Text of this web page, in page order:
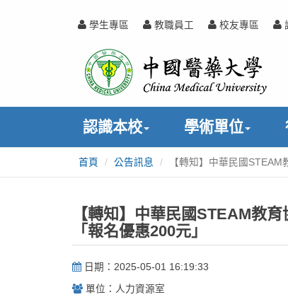
學生專區 教職員工 校友專區
中
國
醫
藥
大
學
認識本校 學術單位
首頁 公告訊息 【轉知】中華民國
【轉知】中華民國STEAM教
「報名優惠200元」
日期：2025-05-01 16:19:33
單位：人力資源室